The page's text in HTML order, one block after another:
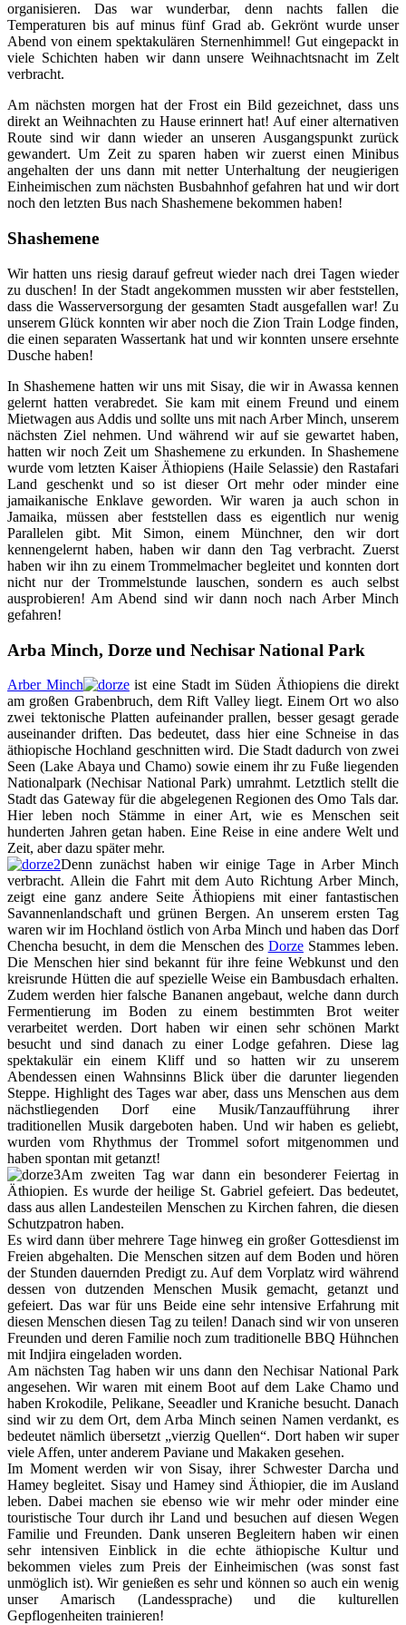
organisieren. Das war wunderbar, denn nachts fallen die
Temperaturen bis auf minus fünf Grad ab. Gekrönt wurde unser
Abend von einem spektakulären Sternenhimmel! Gut eingepackt in
viele Schichten haben wir dann unsere Weihnachtsnacht im Zelt
verbracht.
Am nächsten morgen hat der Frost ein Bild gezeichnet, dass uns
direkt an Weihnachten zu Hause erinnert hat! Auf einer alternativen
Route sind wir dann wieder an unseren Ausgangspunkt zurück
gewandert. Um Zeit zu sparen haben wir zuerst einen Minibus
angehalten der uns dann mit netter Unterhaltung der neugierigen
Einheimischen zum nächsten Busbahnhof gefahren hat und wir dort
noch den letzten Bus nach Shashemene bekommen haben!
Shashemene
Wir hatten uns riesig darauf gefreut wieder nach drei Tagen wieder
zu duschen! In der Stadt angekommen mussten wir aber feststellen,
dass die Wasserversorgung der gesamten Stadt ausgefallen war! Zu
unserem Glück konnten wir aber noch die Zion Train Lodge finden,
die einen separaten Wassertank hat und wir konnten unsere ersehnte
Dusche haben!
In Shashemene hatten wir uns mit Sisay, die wir in Awassa kennen
gelernt hatten verabredet. Sie kam mit einem Freund und einem
Mietwagen aus Addis und sollte uns mit nach Arber Minch, unserem
nächsten Ziel nehmen. Und während wir auf sie gewartet haben,
hatten wir noch Zeit um Shashemene zu erkunden. In Shashemene
wurde vom letzten Kaiser Äthiopiens (Haile Selassie) den Rastafari
Land geschenkt und so ist dieser Ort mehr oder minder eine
jamaikanische Enklave geworden. Wir waren ja auch schon in
Jamaika, müssen aber feststellen dass es eigentlich nur wenig
Parallelen gibt. Mit Simon, einem Münchner, den wir dort
kennengelernt haben, haben wir dann den Tag verbracht. Zuerst
haben wir ihn zu einem Trommelmacher begleitet und konnten dort
nicht nur der Trommelstunde lauschen, sondern es auch selbst
ausprobieren! Am Abend sind wir dann noch nach Arber Minch
gefahren!
Arba Minch, Dorze und Nechisar National Park
Arber Minch
ist eine Stadt im Süden Äthiopiens die direkt
am großen Grabenbruch, dem Rift Valley liegt. Einem Ort wo also
zwei tektonische Platten aufeinander prallen, besser gesagt gerade
auseinander driften. Das bedeutet, dass hier eine Schneise in das
äthiopische Hochland geschnitten wird. Die Stadt dadurch von zwei
Seen (Lake Abaya und Chamo) sowie einem ihr zu Fuße liegenden
Nationalpark (Nechisar National Park) umrahmt. Letztlich stellt die
Stadt das Gateway für die abgelegenen Regionen des Omo Tals dar.
Hier leben noch Stämme in einer Art, wie es Menschen seit
hunderten Jahren getan haben. Eine Reise in eine andere Welt und
Zeit, aber dazu später mehr.
Denn zunächst haben wir einige Tage in Arber Minch
verbracht. Allein die Fahrt mit dem Auto Richtung Arber Minch,
zeigt eine ganz andere Seite Äthiopiens mit einer fantastischen
Savannenlandschaft und grünen Bergen. An unserem ersten Tag
waren wir im Hochland östlich von Arba Minch und haben das Dorf
Chencha besucht, in dem die Menschen des DorzeStammes leben.
Die Menschen hier sind bekannt für ihre feine Webkunst und den
kreisrunde Hütten die auf spezielle Weise ein Bambusdach erhalten.
Zudem werden hier falsche Bananen angebaut, welche dann durch
Fermentierung im Boden zu einem bestimmten Brot weiter
verarbeitet werden. Dort haben wir einen sehr schönen Markt
besucht und sind danach zu einer Lodge gefahren. Diese lag
spektakulär ein einem Kliff und so hatten wir zu unserem
Abendessen einen Wahnsinns Blick über die darunter liegenden
Steppe. Highlight des Tages war aber, dass uns Menschen aus dem
nächstliegenden Dorf eine Musik/Tanzaufführung ihrer
traditionellen Musik dargeboten haben. Und wir haben es geliebt,
wurden vom Rhythmus der Trommel sofort mitgenommen und
haben spontan mit getanzt!
Am zweiten Tag war dann ein besonderer Feiertag in
Äthiopien. Es wurde der heilige St. Gabriel gefeiert. Das bedeutet,
dass aus allen Landesteilen Menschen zu Kirchen fahren, die diesen
Schutzpatron haben.
Es wird dann über mehrere Tage hinweg ein großer Gottesdienst im
Freien abgehalten. Die Menschen sitzen auf dem Boden und hören
der Stunden dauernden Predigt zu. Auf dem Vorplatz wird während
dessen von dutzenden Menschen Musik gemacht, getanzt und
gefeiert. Das war für uns Beide eine sehr intensive Erfahrung mit
diesen Menschen diesen Tag zu teilen! Danach sind wir von unseren
Freunden und deren Familie noch zum traditionelle BBQ Hühnchen
mit Indjira eingeladen worden.
Am nächsten Tag haben wir uns dann den Nechisar National Park
angesehen. Wir waren mit einem Boot auf dem Lake Chamo und
haben Krokodile, Pelikane, Seeadler und Kraniche besucht. Danach
sind wir zu dem Ort, dem Arba Minch seinen Namen verdankt, es
bedeutet nämlich übersetzt „vierzig Quellen“. Dort haben wir super
viele Affen, unter anderem Paviane und Makaken gesehen.
Im Moment werden wir von Sisay, ihrer Schwester Darcha und
Hamey begleitet. Sisay und Hamey sind Äthiopier, die im Ausland
leben. Dabei machen sie ebenso wie wir mehr oder minder eine
touristische Tour durch ihr Land und besuchen auf diesen Wegen
Familie und Freunden. Dank unseren Begleitern haben wir einen
sehr intensiven Einblick in die echte äthiopische Kultur und
bekommen vieles zum Preis der Einheimischen (was sonst fast
unmöglich ist). Wir genießen es sehr und können so auch ein wenig
unser Amarisch (Landessprache) und die kulturellen
Gepflogenheiten trainieren!